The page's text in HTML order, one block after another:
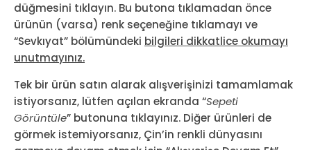
düğmesini tıklayın. Bu butona tıklamadan önce
ürünün (varsa) renk seçeneğine tıklamayı ve
“Sevkıyat” bölümündeki bilgileri dikkatlice okumayı
unutmayınız.
Tek bir ürün satın alarak alışverişinizi tamamlamak
istiyorsanız, lütfen açılan ekranda “Sepeti
Görüntüle” butonuna tıklayınız. Diğer ürünleri de
görmek istemiyorsanız, Çin’in renkli dünyasını